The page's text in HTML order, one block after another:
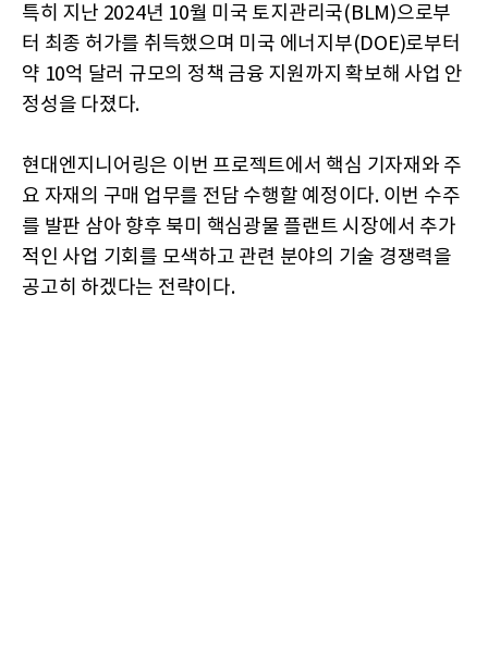
특히 지난 2024년 10월 미국 토지관리국(BLM)으로부
터 최종 허가를 취득했으며 미국 에너지부(DOE)로부터
약 10억 달러 규모의 정책 금융 지원까지 확보해 사업 안
정성을 다졌다.
현대엔지니어링은 이번 프로젝트에서 핵심 기자재와 주
요 자재의 구매 업무를 전담 수행할 예정이다. 이번 수주
를 발판 삼아 향후 북미 핵심광물 플랜트 시장에서 추가
적인 사업 기회를 모색하고 관련 분야의 기술 경쟁력을
공고히 하겠다는 전략이다.